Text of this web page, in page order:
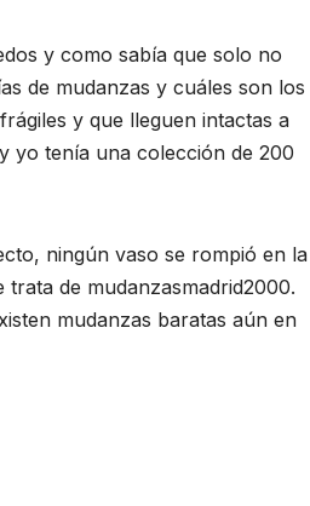
y como sabía que solo no
de mudanzas y cuáles son los
y que lleguen intactas a
yo tenía una colección de 200
ningún vaso se rompió en la
de mudanzasmadrid2000.
mudanzas baratas aún en